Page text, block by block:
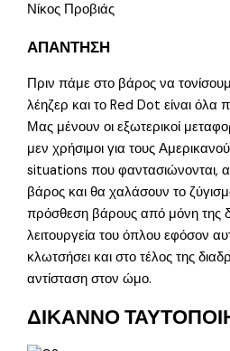
Νίκος Προβιάς
ΑΠΑΝΤΗΣΗ
Πριν πάμε στο βάρος να
λέηζερ και το Red Dot είναι
Μας μένουν οι εξωτερικοί
μεν χρήσιμοι για τους
situations που φαντασιώνονται,
βάρος και θα χαλάσουν το
πρόσθεση βάρους από μόνη της
λειτουργεία του όπλου εφόσον
κλωτσήσει και στο τέλος της
αντίσταση στον ώμο.
ΔΙΚΑΝΝΟ